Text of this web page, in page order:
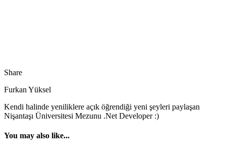
Share
Furkan Yüksel
Kendi halinde yeniliklere açık öğrendiği yeni şeyleri paylaşan
Nişantaşı Üniversitesi Mezunu .Net Developer :)
You may also like...